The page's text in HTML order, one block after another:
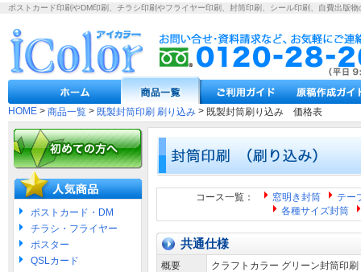
ポストカード印刷やDM印刷、チラシ印刷やフライヤー印刷、封筒印刷、シール印刷、自費出版物
HOME > 商品一覧 > 既製封筒印刷 刷り込み > 既製封筒刷り込み 価格表
ポストカード・DM
チラシ・フライヤー
ポスター
QSLカード
コース一覧： 窓明き封筒
テー
各種サイズ封筒
共通仕様
概要
クラフトカラー グリーン封筒印